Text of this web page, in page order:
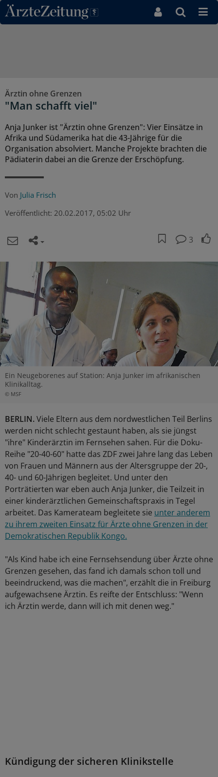
Direkt zum Inhaltsbereich
Ärztin ohne Grenzen
"Man schafft viel"
Anja Junker ist "Ärztin ohne Grenzen": Vier Einsätze in
Afrika und Südamerika hat die 43-Jährige für die
Organisation absolviert. Manche Projekte brachten die
Pädiaterin dabei an die Grenze der Erschöpfung.
Von Julia Frisch
Veröffentlicht: 20.02.2017, 05:02 Uhr
3
Ein Neugeborenes auf Station: Anja Junker im afrikanischen
Klinikalltag.
© MSF
BERLIN.Viele Eltern aus dem nordwestlichen Teil Berlins
werden nicht schlecht gestaunt haben, als sie jüngst
"ihre" Kinderärztin im Fernsehen sahen. Für die Doku-
Reihe "20-40-60" hatte das ZDF zwei Jahre lang das Leben
von Frauen und Männern aus der Altersgruppe der 20-,
40- und 60-Jährigen begleitet. Und unter den
Porträtierten war eben auch Anja Junker, die Teilzeit in
einer kinderärztlichen Gemeinschaftspraxis in Tegel
arbeitet. Das Kamerateam begleitete sie unter anderem
zu ihrem zweiten Einsatz für Ärzte ohne Grenzen in der
Demokratischen Republik Kongo.
"Als Kind habe ich eine Fernsehsendung über Ärzte ohne
Grenzen gesehen, das fand ich damals schon toll und
beeindruckend, was die machen", erzählt die in Freiburg
aufgewachsene Ärztin. Es reifte der Entschluss: "Wenn
ich Ärztin werde, dann will ich mit denen weg."
Kündigung der sicheren Klinikstelle